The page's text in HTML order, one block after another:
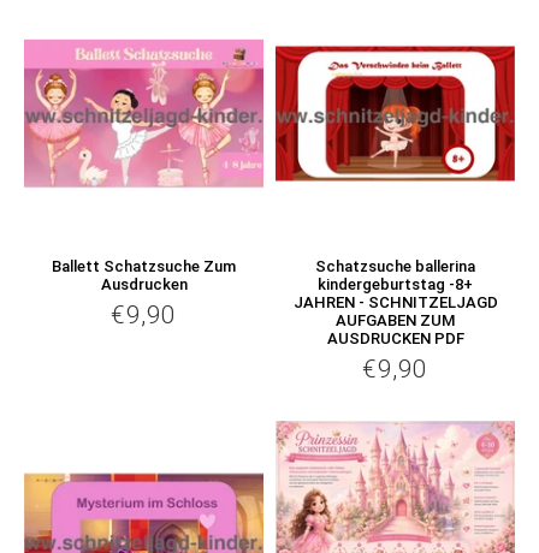
Ballett Schatzsuche Zum
Ausdrucken
Normaler
€9,90
Schatzsuche ballerina
kindergeburtstag -8+
JAHREN - SCHNITZELJAGD
AUFGABEN ZUM
AUSDRUCKEN PDF
Normaler
€9,90